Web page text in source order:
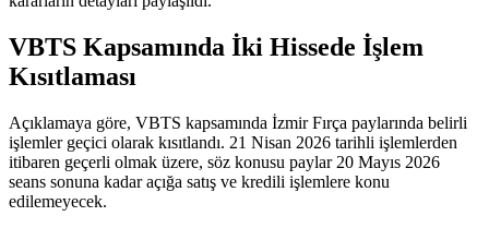
VBTS Kapsamında İki Hissede İşlem
Kısıtlaması
Açıklamaya göre, VBTS kapsamında İzmir Fırça paylarında belirli
işlemler geçici olarak kısıtlandı. 21 Nisan 2026 tarihli işlemlerden
itibaren geçerli olmak üzere, söz konusu paylar 20 Mayıs 2026
seans sonuna kadar açığa satış ve kredili işlemlere konu
edilemeyecek.